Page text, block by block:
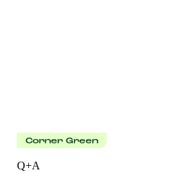
Corner Green
Q+A